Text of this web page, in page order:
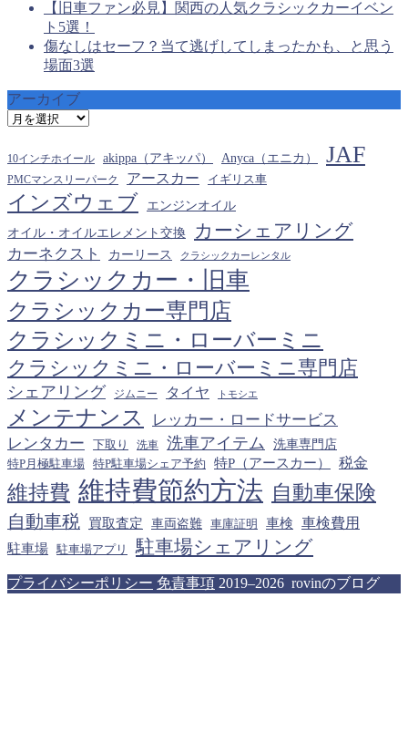
【旧車ファン必見】関西の人気クラシックカーイベン
ト5選！
傷なしはセーフ？当て逃げしてしまったかも、と思う
場面3選
アーカイブ
ア
カ
イ
ブ
10インチホイール akippa（アキッパ） Anyca（エニカ） JAF
PMCマンスリーパーク アースカー イギリス車
インズウェブ エンジンオイル
オイル・オイルエレメント交換 カーシェアリング
カーネクスト カーリース クラシックカーレンタル
クラシックカー・旧車
クラシックカー専門店
クラシックミニ・ローバーミニ
クラシックミニ・ローバーミニ専門店
シェアリング ジムニー タイヤ トモシエ
メンテナンス
レッカー・ロードサービス
レンタカー
下取り 洗車 洗車アイテム
洗車専門店
特P月極駐車場
特P駐車場シェア予約 特P（アースカー） 税金
維持費 維持費節約方法 自動車保険
自動車税 買取査定 車両盗難 車庫証明 車検 車検費用
駐車場 駐車場アプリ 駐車場シェアリング
プライバシーポリシー 免責事項 2019–2026 rovinのブログ